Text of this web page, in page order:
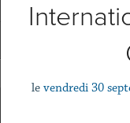
le vendredi 30